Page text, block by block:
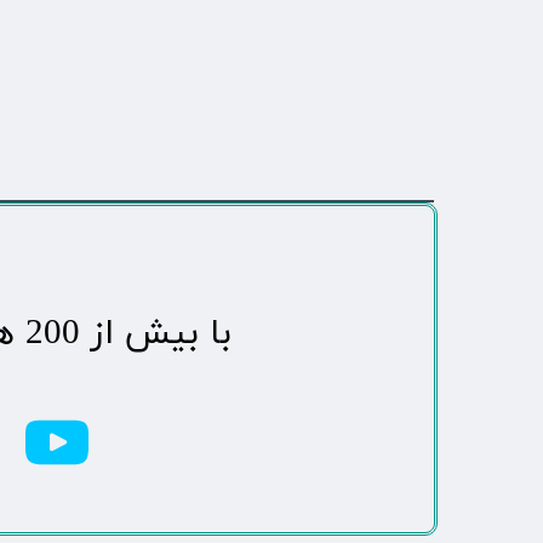
​با بیش از 200 هزاردنبال کننده محبوب ترین رسانه مردمی شهر مهاباد​​​​​​​​​​​​​​